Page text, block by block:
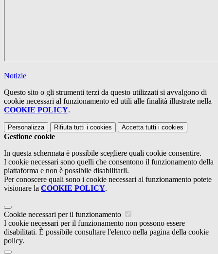
Notizie
Questo sito o gli strumenti terzi da questo utilizzati si avvalgono di
cookie necessari al funzionamento ed utili alle finalità illustrate nella
COOKIE POLICY.
Personalizza Rifiuta tutti i cookies Accetta tutti i cookies
Gestione cookie
In questa schermata è possibile scegliere quali cookie consentire.
I cookie necessari sono quelli che consentono il funzionamento della
piattaforma e non è possibile disabilitarli.
Per conoscere quali sono i cookie necessari al funzionamento potete
visionare la COOKIE POLICY.
Cookie necessari per il funzionamento
I cookie necessari per il funzionamento non possono essere
disabilitati. È possibile consultare l'elenco nella pagina della cookie
policy.